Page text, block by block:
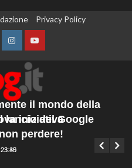
Privacy Policy
InstagramYouTube
Anthony Fauci
al Congresso,
2:00
lancio del Google
perdere!
il mondo della
iniziativa
il tradimento con
tradito” e rompe il
Elisa: avventure
in motoslitta sul
ghiacciaio più grande
Guarnieri chiude con